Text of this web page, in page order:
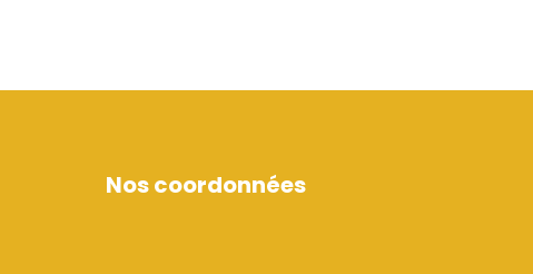
Nos coordonnées